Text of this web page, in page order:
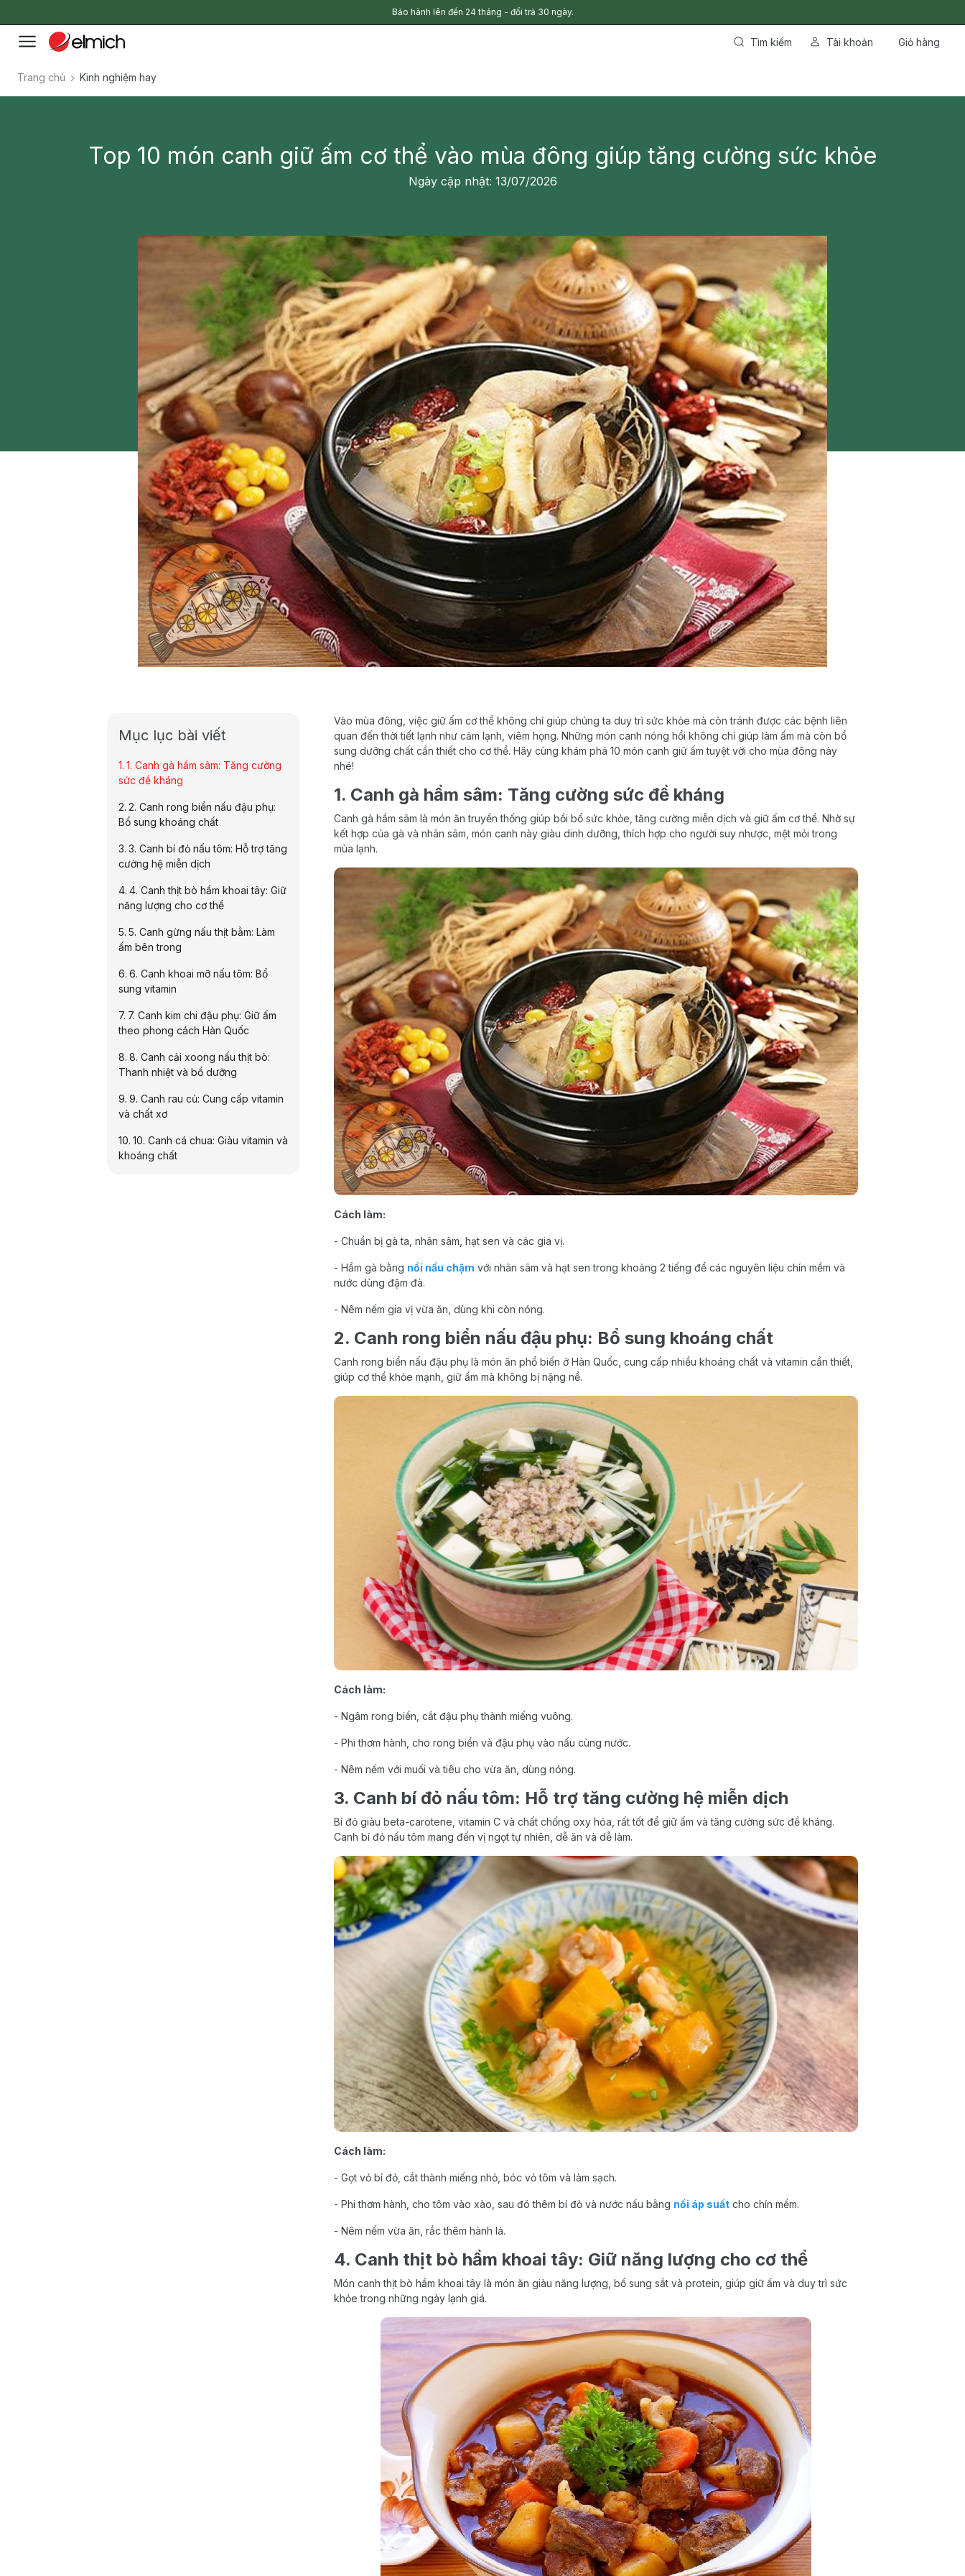
Bảo hành lên đến 24 tháng - đổi trả 30 ngày.
Tìm kiếm Tài khoản Giỏ hàng
Trang chủ Kinh nghiệm hay
Top 10 món canh giữ ấm cơ thể vào mùa đông giúp tăng cường sức khỏe
Ngày cập nhật: 13/07/2026
Vào mùa đông, việc giữ ấm cơ thể không chỉ giúp chúng ta duy trì sức khỏe mà còn tránh được các bệnh liên
quan đến thời tiết lạnh như cảm lạnh, viêm họng. Những món canh nóng hổi không chỉ giúp làm ấm mà còn bổ
sung dưỡng chất cần thiết cho cơ thể. Hãy cùng khám phá 10 món canh giữ ấm tuyệt vời cho mùa đông này
nhé!
1. Canh gà hầm sâm: Tăng cường sức đề kháng
Canh gà hầm sâm là món ăn truyền thống giúp bồi bổ sức khỏe, tăng cường miễn dịch và giữ ấm cơ thể. Nhờ sự
kết hợp của gà và nhân sâm, món canh này giàu dinh dưỡng, thích hợp cho người suy nhược, mệt mỏi trong
mùa lạnh.
Cách làm:
- Chuẩn bị gà ta, nhân sâm, hạt sen và các gia vị.
- Hầm gà bằng nồi nấu chậm với nhân sâm và hạt sen trong khoảng 2 tiếng để các nguyên liệu chín mềm và
nước dùng đậm đà.
- Nêm nếm gia vị vừa ăn, dùng khi còn nóng.
2. Canh rong biển nấu đậu phụ: Bổ sung khoáng chất
Canh rong biển nấu đậu phụ là món ăn phổ biến ở Hàn Quốc, cung cấp nhiều khoáng chất và vitamin cần thiết,
giúp cơ thể khỏe mạnh, giữ ấm mà không bị nặng nề.
Cách làm:
- Ngâm rong biển, cắt đậu phụ thành miếng vuông.
- Phi thơm hành, cho rong biển và đậu phụ vào nấu cùng nước.
- Nêm nếm với muối và tiêu cho vừa ăn, dùng nóng.
3. Canh bí đỏ nấu tôm: Hỗ trợ tăng cường hệ miễn dịch
Bí đỏ giàu beta-carotene, vitamin C và chất chống oxy hóa, rất tốt để giữ ấm và tăng cường sức đề kháng.
Canh bí đỏ nấu tôm mang đến vị ngọt tự nhiên, dễ ăn và dễ làm.
Cách làm:
- Gọt vỏ bí đỏ, cắt thành miếng nhỏ, bóc vỏ tôm và làm sạch.
- Phi thơm hành, cho tôm vào xào, sau đó thêm bí đỏ và nước nấu bằng nồi áp suất cho chín mềm.
- Nêm nếm vừa ăn, rắc thêm hành lá.
4. Canh thịt bò hầm khoai tây: Giữ năng lượng cho cơ thể
Món canh thịt bò hầm khoai tây là món ăn giàu năng lượng, bổ sung sắt và protein, giúp giữ ấm và duy trì sức
khỏe trong những ngày lạnh giá.
Mục lục bài viết
1. Canh gà hầm sâm: Tăng cường
sức đề kháng
2. Canh rong biển nấu đậu phụ:
Bổ sung khoáng chất
3. Canh bí đỏ nấu tôm: Hỗ trợ tăng
cường hệ miễn dịch
4. Canh thịt bò hầm khoai tây: Giữ
năng lượng cho cơ thể
5. Canh gừng nấu thịt bằm: Làm
ấm bên trong
6. Canh khoai mỡ nấu tôm: Bổ
sung vitamin
7. Canh kim chi đậu phụ: Giữ ấm
theo phong cách Hàn Quốc
8. Canh cải xoong nấu thịt bò:
Thanh nhiệt và bổ dưỡng
9. Canh rau củ: Cung cấp vitamin
và chất xơ
10. Canh cá chua: Giàu vitamin và
khoáng chất